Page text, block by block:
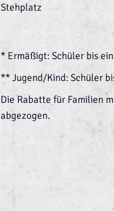
Stehplatz
* Ermäßigt: Schüler bis
** Jugend/Kind: Schüler
Die Rabatte für Familien
abgezogen.